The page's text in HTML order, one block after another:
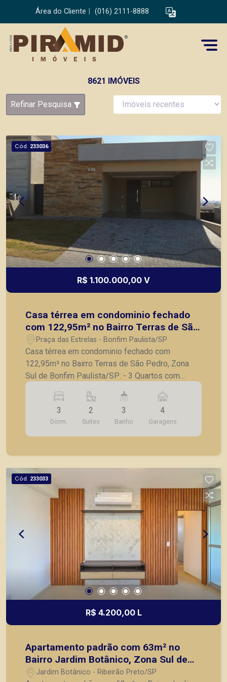
Área do Cliente (016) 2111-8888
8621 IMÓVEIS
Refinar Pesquisa
Cód. 233036
R$ 1.100.000,00 V
Casa térrea em condominio fechado
com 122,95m² no Bairro Terras de São
Pedro, Zona Sul de Bonfim
Paulista/SP:
Praça das Estrelas - Bonfim Paulista/SP
Casa térrea em condominio fechado com
122,95m² no Bairro Terras de São Pedro, Zona
Sul de Bonfim Paulista/SP: - 3 Quartos com
armarios, sendo 2 suites; - Banheiro social
completo; - Sala com pé direito alto para 2
ambientes; - Cozinha com armários planejados
cooktop e forno eletrico; - Varanda gourmet com
churrasqueira; - Lavanderia; - Imovel climatizado;
segurança, em locação, vendas de imóveis
prontos, usados ou mesmo nos principais
lançamentos da cidade de Ribeirão Preto.
3
Dorm.
2
Suítes
3
Banho
4
Garagens
Cód. 233033
R$ 4.200,00 L
Apartamento padrão com 63m² no
Bairro Jardim Botânico, Zona Sul de
Ribeirão Preto/SP:
Jardim Botânico - Ribeirão Preto/SP